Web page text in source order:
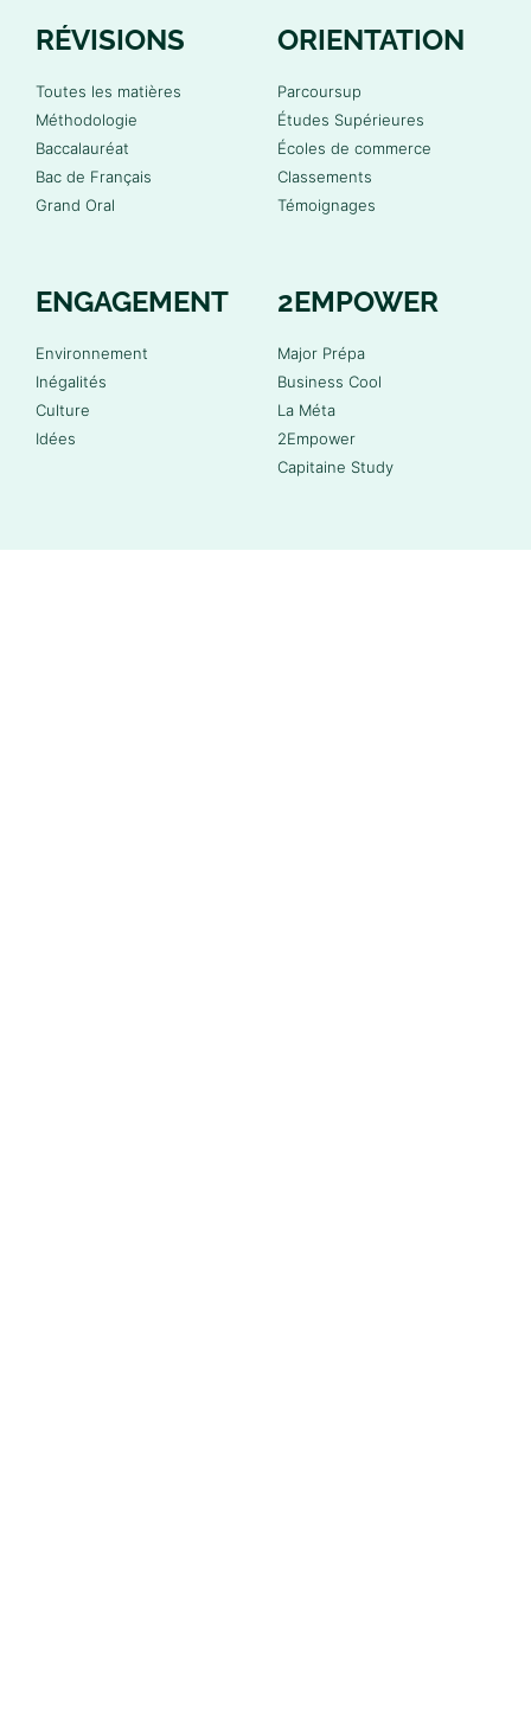
RÉVISIONS
Toutes les matières
Méthodologie
Baccalauréat
Bac de Français
Grand Oral
ORIENTATION
Parcoursup
Études Supérieures
Écoles de commerce
Classements
Témoignages
ENGAGEMENT
Environnement
Inégalités
Culture
Idées
2EMPOWER
Major Prépa
Business Cool
La Méta
2Empower
Capitaine Study